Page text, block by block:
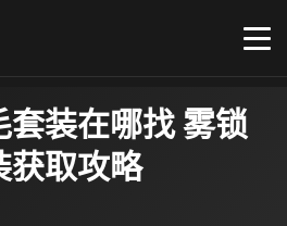
装在哪找 雾锁
获取攻略